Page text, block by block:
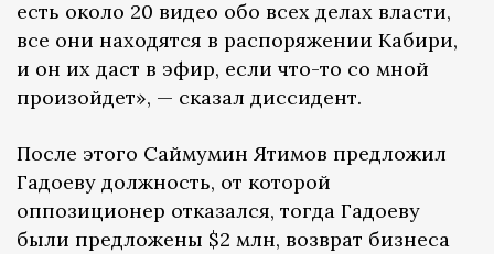
есть около 20 видео обо всех делах власти,
все они находятся в распоряжении Кабири,
и он их даст в эфир, если что-то со мной
произойдет», — сказал диссидент.
После этого Саймумин Ятимов предложил
Гадоеву должность, от которой
оппозиционер отказался, тогда Гадоеву
были предложены $2 млн, возврат бизнеса